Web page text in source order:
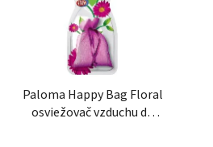
Paloma Happy Bag Floral
osviežovač vzduchu do